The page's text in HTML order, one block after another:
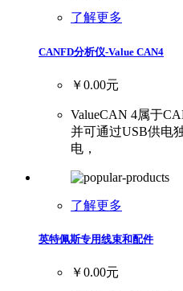
了解更多
CANFD分析仪-Value CAN4
￥0.00元
ValueCAN 4属于
并可通过USB供电
电，
了解更多
英特佩斯专用线束和配件
￥0.00元